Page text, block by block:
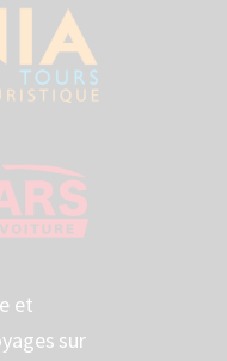
et
sur